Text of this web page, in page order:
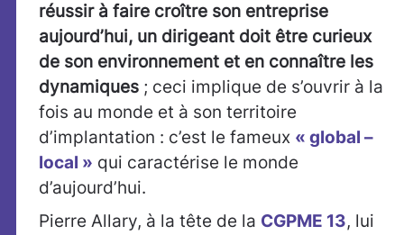
réussir à faire croître son entreprise
aujourd’hui, un dirigeant doit être curieux
de son environnement et en connaître les
dynamiques ; ceci implique de s’ouvrir à la
fois au monde et à son territoire
d’implantation : c’est le fameux « global –
local » qui caractérise le monde
d’aujourd’hui.
Pierre Allary, à la tête de la CGPME 13, lui